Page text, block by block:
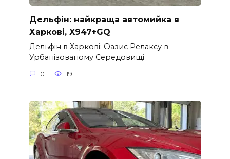
Дельфін: найкраща автомийка в
Харкові, X947+GQ
Дельфін в Харкові: Оазис Релаксу в
Урбанізованому Середовищі
0 19